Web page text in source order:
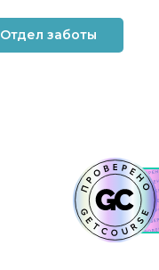
Отдел заботы